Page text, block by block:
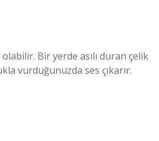
Bir yerde asılı duran çelik
vurduğunuzda ses çıkarır.